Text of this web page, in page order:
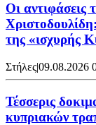
Οι αντιφάσεις
της «ισχυρής
Στήλες|09.08.2026
Τέσσερις
κυπριακών